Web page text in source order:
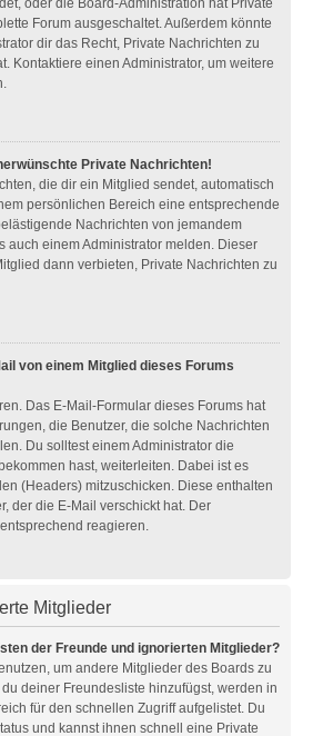
Forum ausgeschaltet. Außerdem könnte
dir das Recht, Private Nachrichten zu
Kontaktiere einen Administrator, um weitere
Private Nachrichten!
die dir ein Mitglied sendet, automatisch
persönlichen Bereich eine entsprechende
Nachrichten von jemandem
auch einem Administrator melden. Dieser
dann verbieten, Private Nachrichten zu
von einem Mitglied dieses Forums
Das E-Mail-Formular dieses Forums hat
die Benutzer, die solche Nachrichten
Du solltest einem Administrator die
hast, weiterleiten. Dabei ist es
(Headers) mitzuschicken. Diese enthalten
der die E-Mail verschickt hat. Der
reagieren.
Mitglieder
der Freunde und ignorierten Mitglieder?
um andere Mitglieder des Boards zu
deiner Freundesliste hinzufügst, werden in
für den schnellen Zugriff aufgelistet. Du
und kannst ihnen schnell eine Private